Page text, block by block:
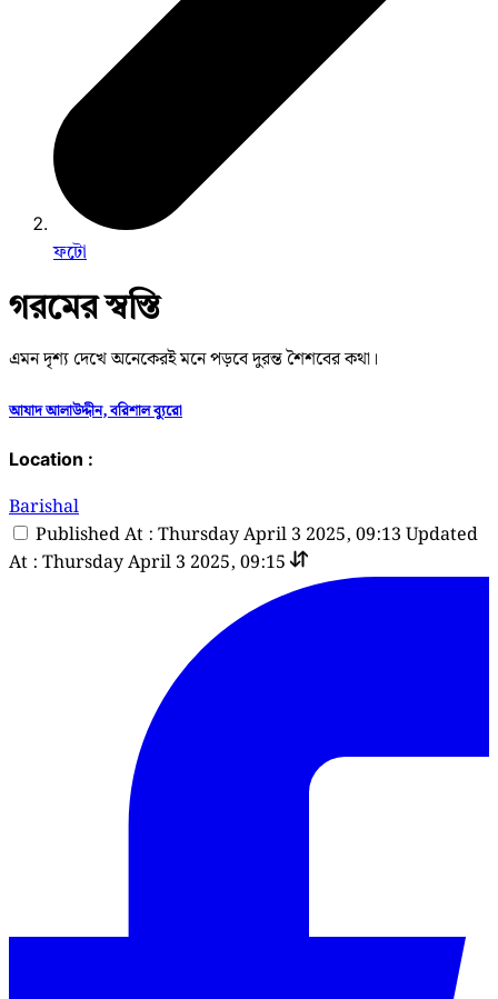
ফটো
গরমের স্বস্তি
এমন দৃশ্য দেখে অনেকেরই মনে পড়বে দুরন্ত শৈশবের কথা।
আযাদ আলাউদ্দীন, বরিশাল ব্যুরো
Location :
Barishal
Published At : Thursday April 3 2025, 09:13 Updated
At : Thursday April 3 2025, 09:15